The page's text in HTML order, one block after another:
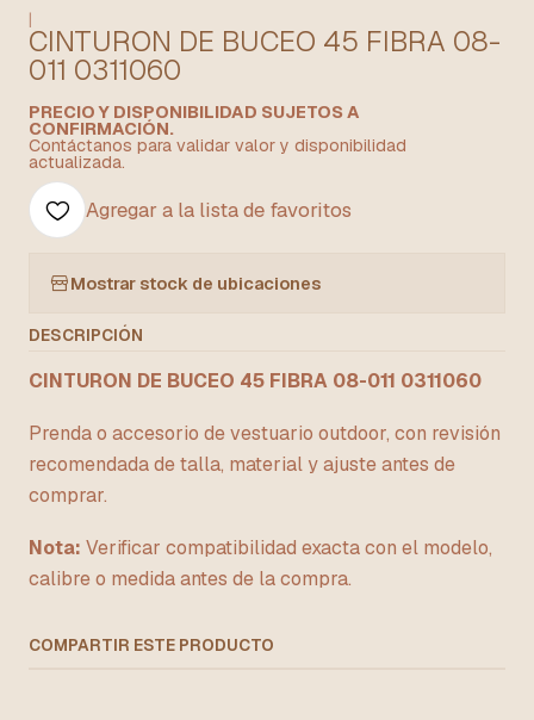
|
CINTURON DE BUCEO 45 FIBRA 08-
011 0311060
PRECIO Y DISPONIBILIDAD SUJETOS A
CONFIRMACIÓN.
Contáctanos para validar valor y disponibilidad
actualizada.
Agregar a la lista de favoritos
Mostrar stock de ubicaciones
DESCRIPCIÓN
CINTURON DE BUCEO 45 FIBRA 08-011 0311060
Prenda o accesorio de vestuario outdoor, con revisión
recomendada de talla, material y ajuste antes de
comprar.
Nota: Verificar compatibilidad exacta con el modelo,
calibre o medida antes de la compra.
COMPARTIR ESTE PRODUCTO